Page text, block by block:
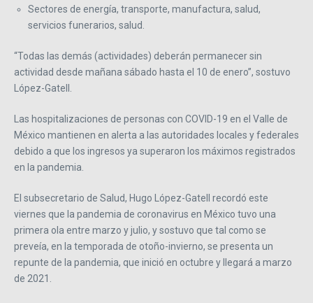
Sectores de energía, transporte, manufactura, salud,
servicios funerarios, salud.
“Todas las demás (actividades) deberán permanecer sin
actividad desde mañana sábado hasta el 10 de enero”, sostuvo
López-Gatell.
Las hospitalizaciones de personas con COVID-19 en el Valle de
México mantienen en alerta a las autoridades locales y federales
debido a que los ingresos ya superaron los máximos registrados
en la pandemia.
El subsecretario de Salud, Hugo López-Gatell recordó este
viernes que la pandemia de coronavirus en México tuvo una
primera ola entre marzo y julio, y sostuvo que tal como se
preveía, en la temporada de otoño-invierno, se presenta un
repunte de la pandemia, que inició en octubre y llegará a marzo
de 2021.